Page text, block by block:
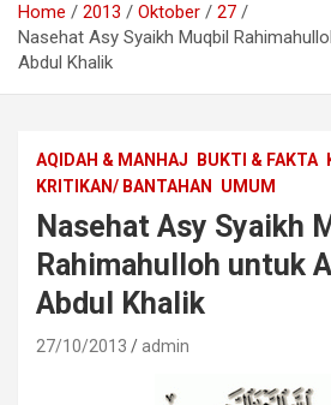
Home 2013 Oktober
27
Nasehat Asy Syaikh Muqbil
Abdul Khalik
AQIDAH & MANHAJ BUKTI & FAKTA
KRITIKAN/ BANTAHAN
UMUM
Nasehat Asy Syaikh
Rahimahulloh untuk
Abdul Khalik
27/10/2013 admin